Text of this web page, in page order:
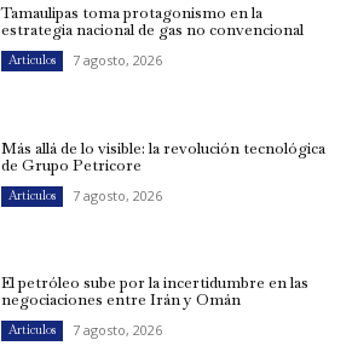
Tamaulipas toma protagonismo en la
estrategia nacional de gas no convencional
Artículos 7 agosto, 2026
Más allá de lo visible: la revolución tecnológica
de Grupo Petricore
Artículos 7 agosto, 2026
El petróleo sube por la incertidumbre en las
negociaciones entre Irán y Omán
Artículos 7 agosto, 2026